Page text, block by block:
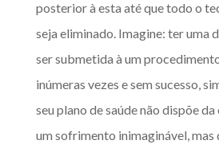
posterior à esta até que todo o
seja eliminado. Imagine: ter uma
ser submetida à um
inúmeras vezes e sem sucesso,
seu plano de saúde não dispõe
um sofrimento inimaginável, mas